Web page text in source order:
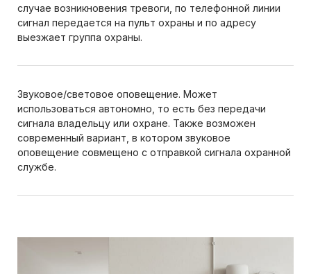
случае возникновения тревоги, по телефонной линии
сигнал передается на пульт охраны и по адресу
выезжает группа охраны.
Звуковое/световое оповещение. Может
использоваться автономно, то есть без передачи
сигнала владельцу или охране. Также возможен
современный вариант, в котором звуковое
оповещение совмещено с отправкой сигнала охранной
службе.